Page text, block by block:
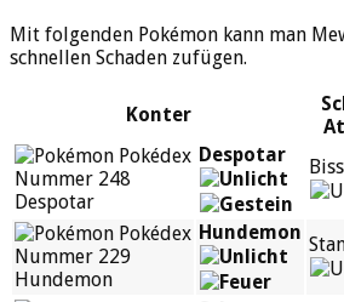
Mit folgenden Pokémon kann man
schnellen Schaden zufügen.
Konter
Despotar
Biss
Hundemon